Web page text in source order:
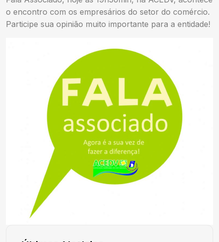
o encontro com os empresários do setor do comércio.
Participe sua opinião muito importante para a entidade!